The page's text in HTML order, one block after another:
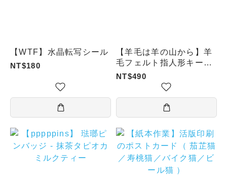
【WTF】水晶転写シール
NT$180
【羊毛は羊の山から】羊
毛フェルト指人形キーホ
ルダ - 旅カエル
NT$490